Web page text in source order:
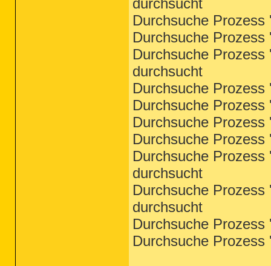
durchsucht
Durchsuche
Durchsuche
Durchsuche
durchsucht
Durchsuche
Durchsuche
Durchsuche
Durchsuche
Durchsuche
durchsucht
Durchsuche
durchsucht
Durchsuche
Durchsuche